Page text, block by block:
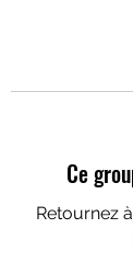
Ce
Retournez